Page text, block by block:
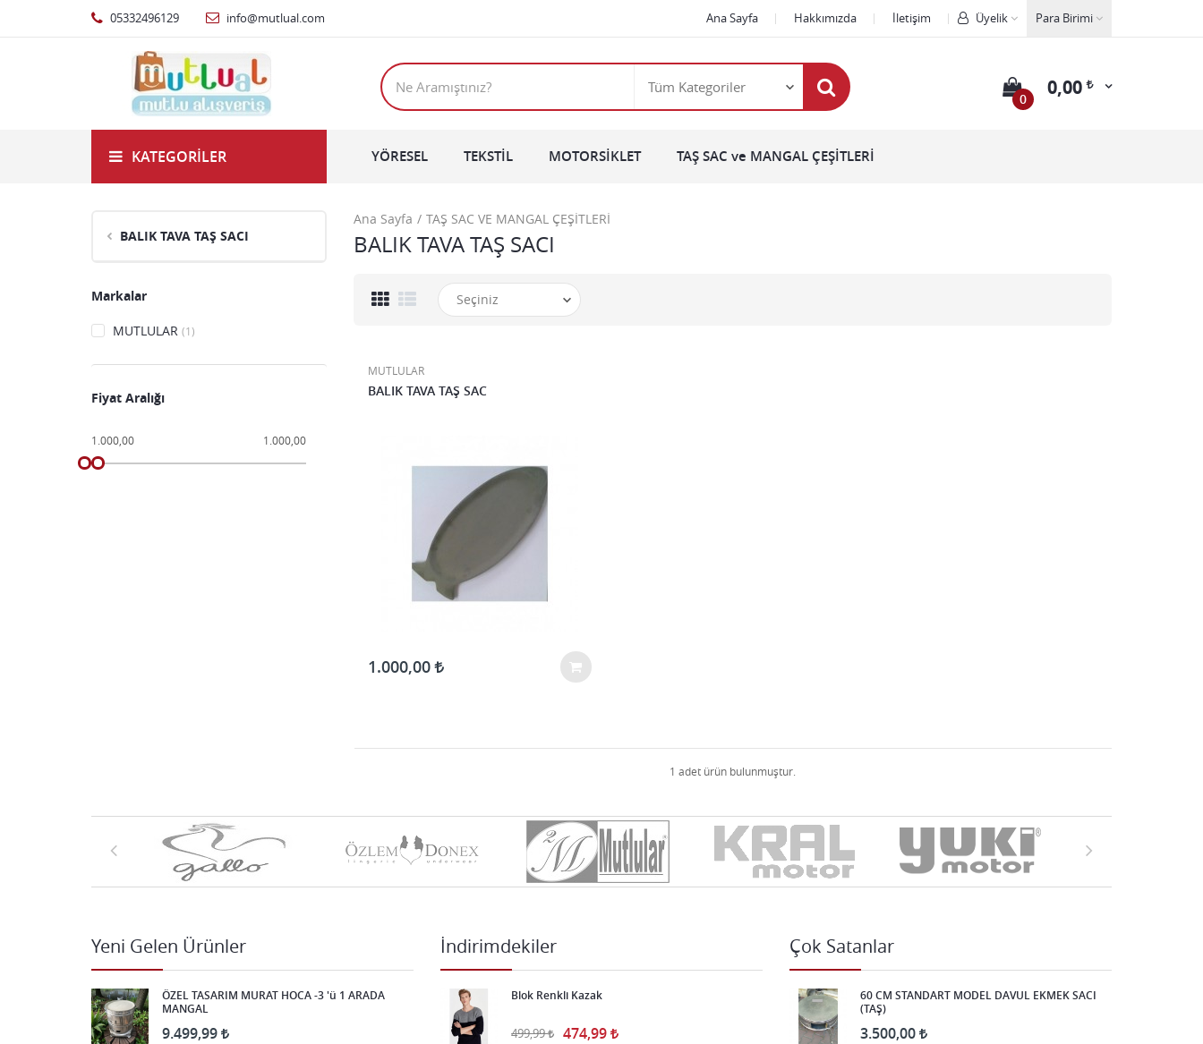
05332496129 info@mutlual.com Para Birimi
Üyelik
Ana Sayfa Hakkımızda İletişim
0 0,00
KATEGORILER YÖRESEL TEKSTİL MOTORSİKLET TAŞ SAC ve MANGAL ÇEŞİTLERİ
BALIK TAVA TAŞ SACI
Markalar
MUTLULAR (1)
Fiyat Aralığı
1.000,00 1.000,00
Ana Sayfa TAŞ SAC VE MANGAL ÇEŞİTLERİ
BALIK TAVA TAŞ SACI
MUTLULAR
BALIK TAVA TAŞ SAC
1.000,00
1 adet ürün bulunmuştur.
Yeni Gelen Ürünler
ÖZEL TASARIM MURAT HOCA -3 'ü 1 ARADA
MANGAL
9.499,99
İndirimdekiler
Blok Renkli Kazak
499,99 474,99
Çok Satanlar
60 CM STANDART MODEL DAVUL EKMEK SACI
(TAŞ)
3.500,00